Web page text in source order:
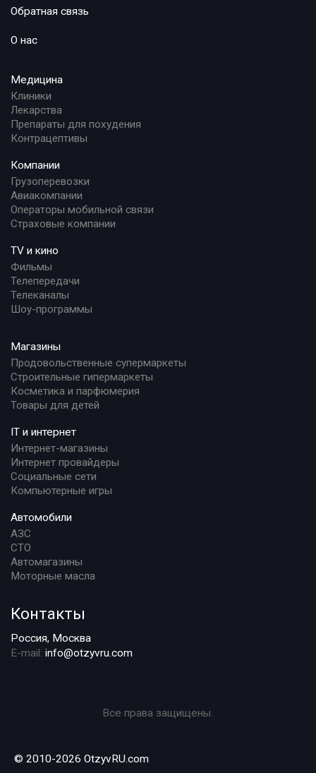
Обратная связь
О нас
Медицина
Клиники
Лекарства
Препараты для похудения
Контрацептивы
Компании
Грузоперевозки
Авиакомпании
Операторы мобильной связи
Страховые компании
TV и кино
Фильмы
Телепередачи
Телеканалы
Шоу-программы
Магазины
Продовольственные супермаркеты
Строительные гипермаркеты
Косметика и парфюмерия
Товары для детей
IT и интернет
Интернет-магазины
Интернет провайдеры
Социальные сети
Компьютерные игры
Автомобили
АЗС
СТО
Автомагазины
Моторные масла
Контакты
Россия, Москва
E-mail: info@otzyvru.com
Все права защищены.
© 2010-2026 OtzyvRU.com